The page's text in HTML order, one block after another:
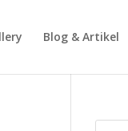
Blog & Artikel